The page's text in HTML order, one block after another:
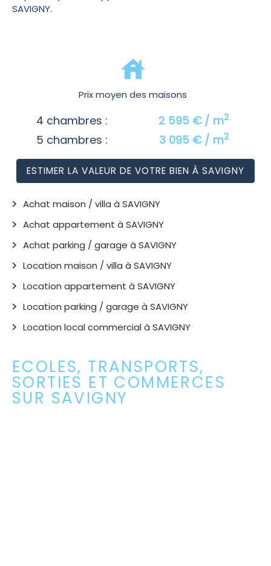
SAVIGNY.
Prix moyen des maisons
4 chambres : 2 595 € / m2
5 chambres : 3 095 € / m2
ESTIMER LA VALEUR DE VOTRE BIEN À SAVIGNY
Achat maison / villa à SAVIGNY
Achat appartement à SAVIGNY
Achat parking / garage à SAVIGNY
Location maison / villa à SAVIGNY
Location appartement à SAVIGNY
Location parking / garage à SAVIGNY
Location local commercial à SAVIGNY
ECOLES, TRANSPORTS,
SORTIES ET COMMERCES
SUR SAVIGNY